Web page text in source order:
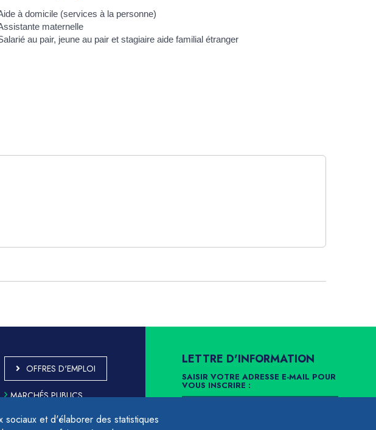
et d'élaborer des statistiques
à domicile (services à la personne)
maternelle
au pair, jeune au pair et stagiaire aide familial étranger
OFFRES D'EMPLOI
MARCHÉS PUBLICS
CONFORME
LETTRE D'INFORMATION
SAISIR VOTRE ADRESSE E-MAIL POUR
VOUS INSCRIRE :